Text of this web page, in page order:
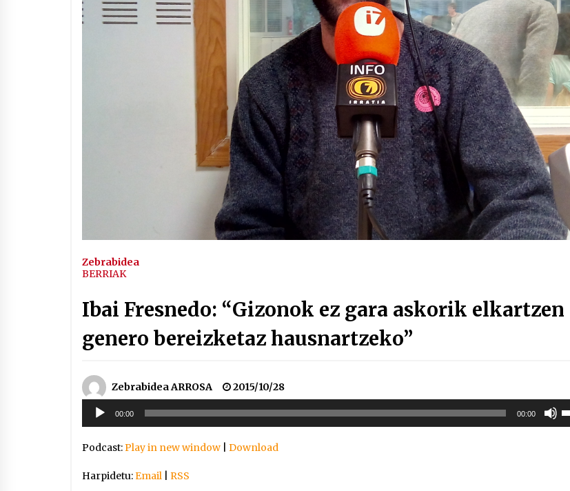
Arrosaren IX. Topaketak –
Mila esker guztioi!
Arrosa sareko IX. topaketak!
2021/10/13
Segura irratian Arrosaren 20
2021/07/22
Arrosari buruzko erreportaia
2021/07/16
Hala Bedi irratiko Hizpidea
saioan Arrosaren 20 urteez
2021/07/03
Zebrabidearen denboraldi
amaiera EHZtik
2021/07/01
Zebrabidea
BERRIAK
Ibai Fresnedo: “Gizonok ez gara askorik elkartzen
genero bereizketaz hausnartzeko”
Zebrabidea ARROSA
2015/10/28
Soinu
erreproduzigailua
00:00 00:00
Podcast:Play in new window Download
Harpidetu:Email RSS